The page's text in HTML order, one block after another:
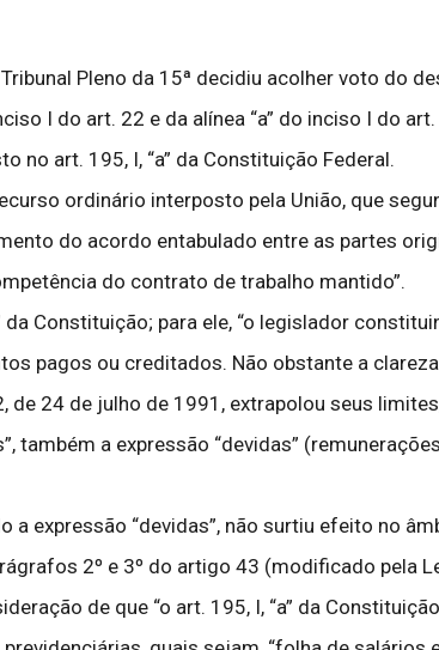
Pleno da 15ª decidiu acolher voto do
I do art. 22 e da alínea “a” do inciso I do
art. 195, I, “a” da Constituição Federal.
ordinário interposto pela União, que
do acordo entabulado entre as partes
do contrato de trabalho mantido”.
Constituição; para ele, “o legislador
pagos ou creditados. Não obstante a
24 de julho de 1991, extrapolou seus
também a expressão “devidas”
expressão “devidas”, não surtiu efeito no
2º e 3º do artigo 43 (modificado pela
de que “o art. 195, I, “a” da